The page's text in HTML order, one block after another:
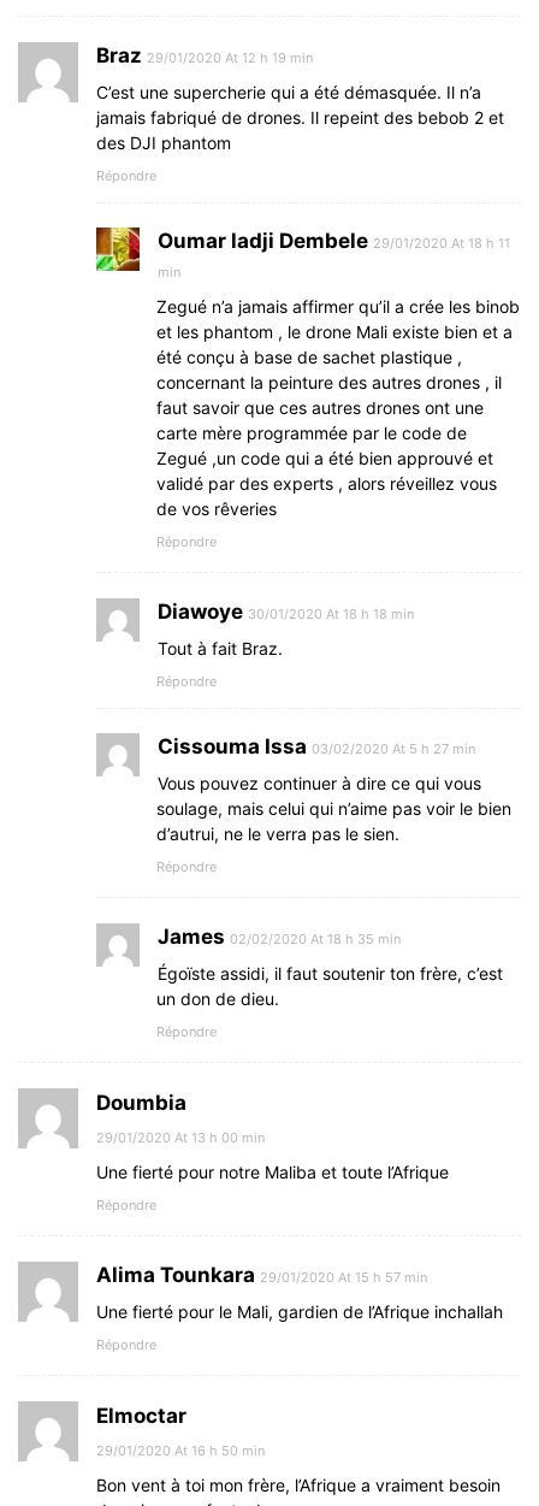
Braz 29/01/2020 At 12 h 19 min
C’est une supercherie qui a été démasquée. Il n’a
jamais fabriqué de drones. Il repeint des bebob 2 et
des DJI phantom
Répondre
Oumar ladji Dembele 29/01/2020 At 18 h 11
min
Zegué n’a jamais affirmer qu’il a crée les binob
et les phantom , le drone Mali existe bien et a
été conçu à base de sachet plastique ,
concernant la peinture des autres drones , il
faut savoir que ces autres drones ont une
carte mère programmée par le code de
Zegué ,un code qui a été bien approuvé et
validé par des experts , alors réveillez vous
de vos rêveries
Répondre
Diawoye 30/01/2020 At 18 h 18 min
Tout à fait Braz.
Répondre
Cissouma Issa 03/02/2020 At 5 h 27 min
Vous pouvez continuer à dire ce qui vous
soulage, mais celui qui n’aime pas voir le bien
d’autrui, ne le verra pas le sien.
Répondre
James 02/02/2020 At 18 h 35 min
Égoïste assidi, il faut soutenir ton frère, c’est
un don de dieu.
Répondre
Doumbia
29/01/2020 At 13 h 00 min
Une fierté pour notre Maliba et toute l’Afrique
Répondre
Alima Tounkara 29/01/2020 At 15 h 57 min
Une fierté pour le Mali, gardien de l’Afrique inchallah
Répondre
Elmoctar
29/01/2020 At 16 h 50 min
Bon vent à toi mon frère, l’Afrique a vraiment besoin